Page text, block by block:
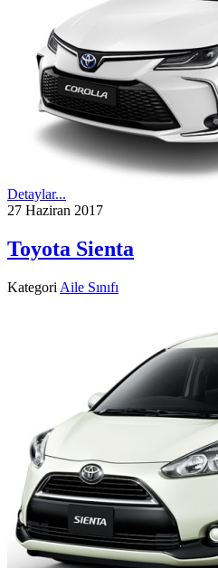
Detaylar...
27 Haziran 2017
Toyota Sienta
Kategori Aile Sınıfı